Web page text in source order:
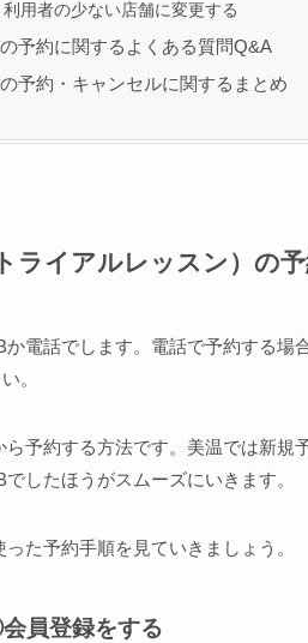
利用者の少ない店舗に変更する
予約に関するよくある質問Q&A
予約・キャンセルに関するまとめ
ライアルレッスン）の
か電話でします。電話で予約する場
。
ら予約する方法です。美温では新規
したほうがスムーズにいきます。
た予約手順を見ていきましょう。
員登録をする